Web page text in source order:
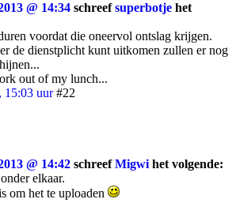
@ 14:34 schreefsuperbotje het
voordat die oneervol ontslag krijgen.
de dienstplicht kunt uitkomen zullen er nog
out of my lunch...
15:03 uur #22
@ 14:42 schreefMigwi het volgende:
elkaar.
om het te uploaden